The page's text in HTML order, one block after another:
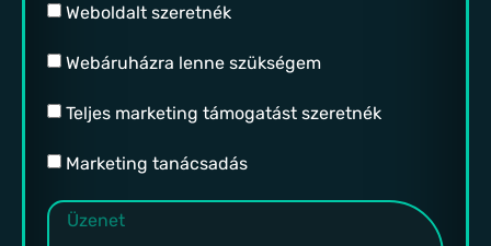
Weboldalt szeretnék
Webáruházra lenne szükségem
Teljes marketing támogatást szeretnék
Marketing tanácsadás